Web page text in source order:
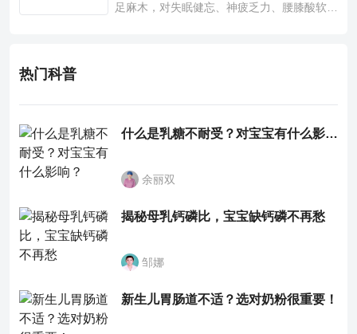
足麻木，对失眠健忘、神疲乏力、腰膝酸软也
热门科普
什么是乳糖不耐受？对宝宝有什么影响？
余丽双
揭秘母乳钙磷比，宝宝缺钙磷不再愁
邹娜
新生儿胃肠道不适？选对奶粉很重要！